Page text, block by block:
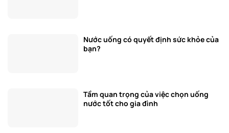
Nước uống có quyết định sức khỏe của
bạn?
Tầm quan trọng của việc chọn uống
nước tốt cho gia đình